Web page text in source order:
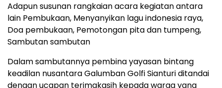
Adapun susunan rangkaian acara kegiatan antara
lain Pembukaan, Menyanyikan lagu indonesia raya,
Doa pembukaan, Pemotongan pita dan tumpeng,
Sambutan sambutan
Dalam sambutannya pembina yayasan bintang
keadilan nusantara Galumban Golfi Sianturi ditandai
dengan ucapan terimakasih kepada warga yang